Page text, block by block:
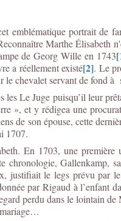
emblématique portrait
Marthe Élisabeth
de Georg Wille en 1743
a réellement existé[2]. Le
le chevalet servant de fond à
Le Juge puisqu’il leur
», et y rédigea une
de son épouse, cette
1707.
En 1703, une première
Gallenkamp,
justifiait le legs prévu
par Rigaud à l’enfant
perdu dans le lointain